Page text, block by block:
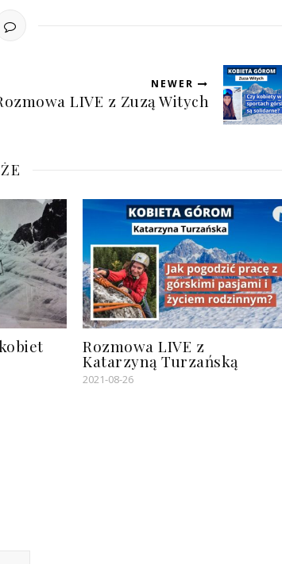
NEWER
LIVE z Zuzą Witych
Rozmowa LIVE z
Katarzyną Turzańską
2021-08-26